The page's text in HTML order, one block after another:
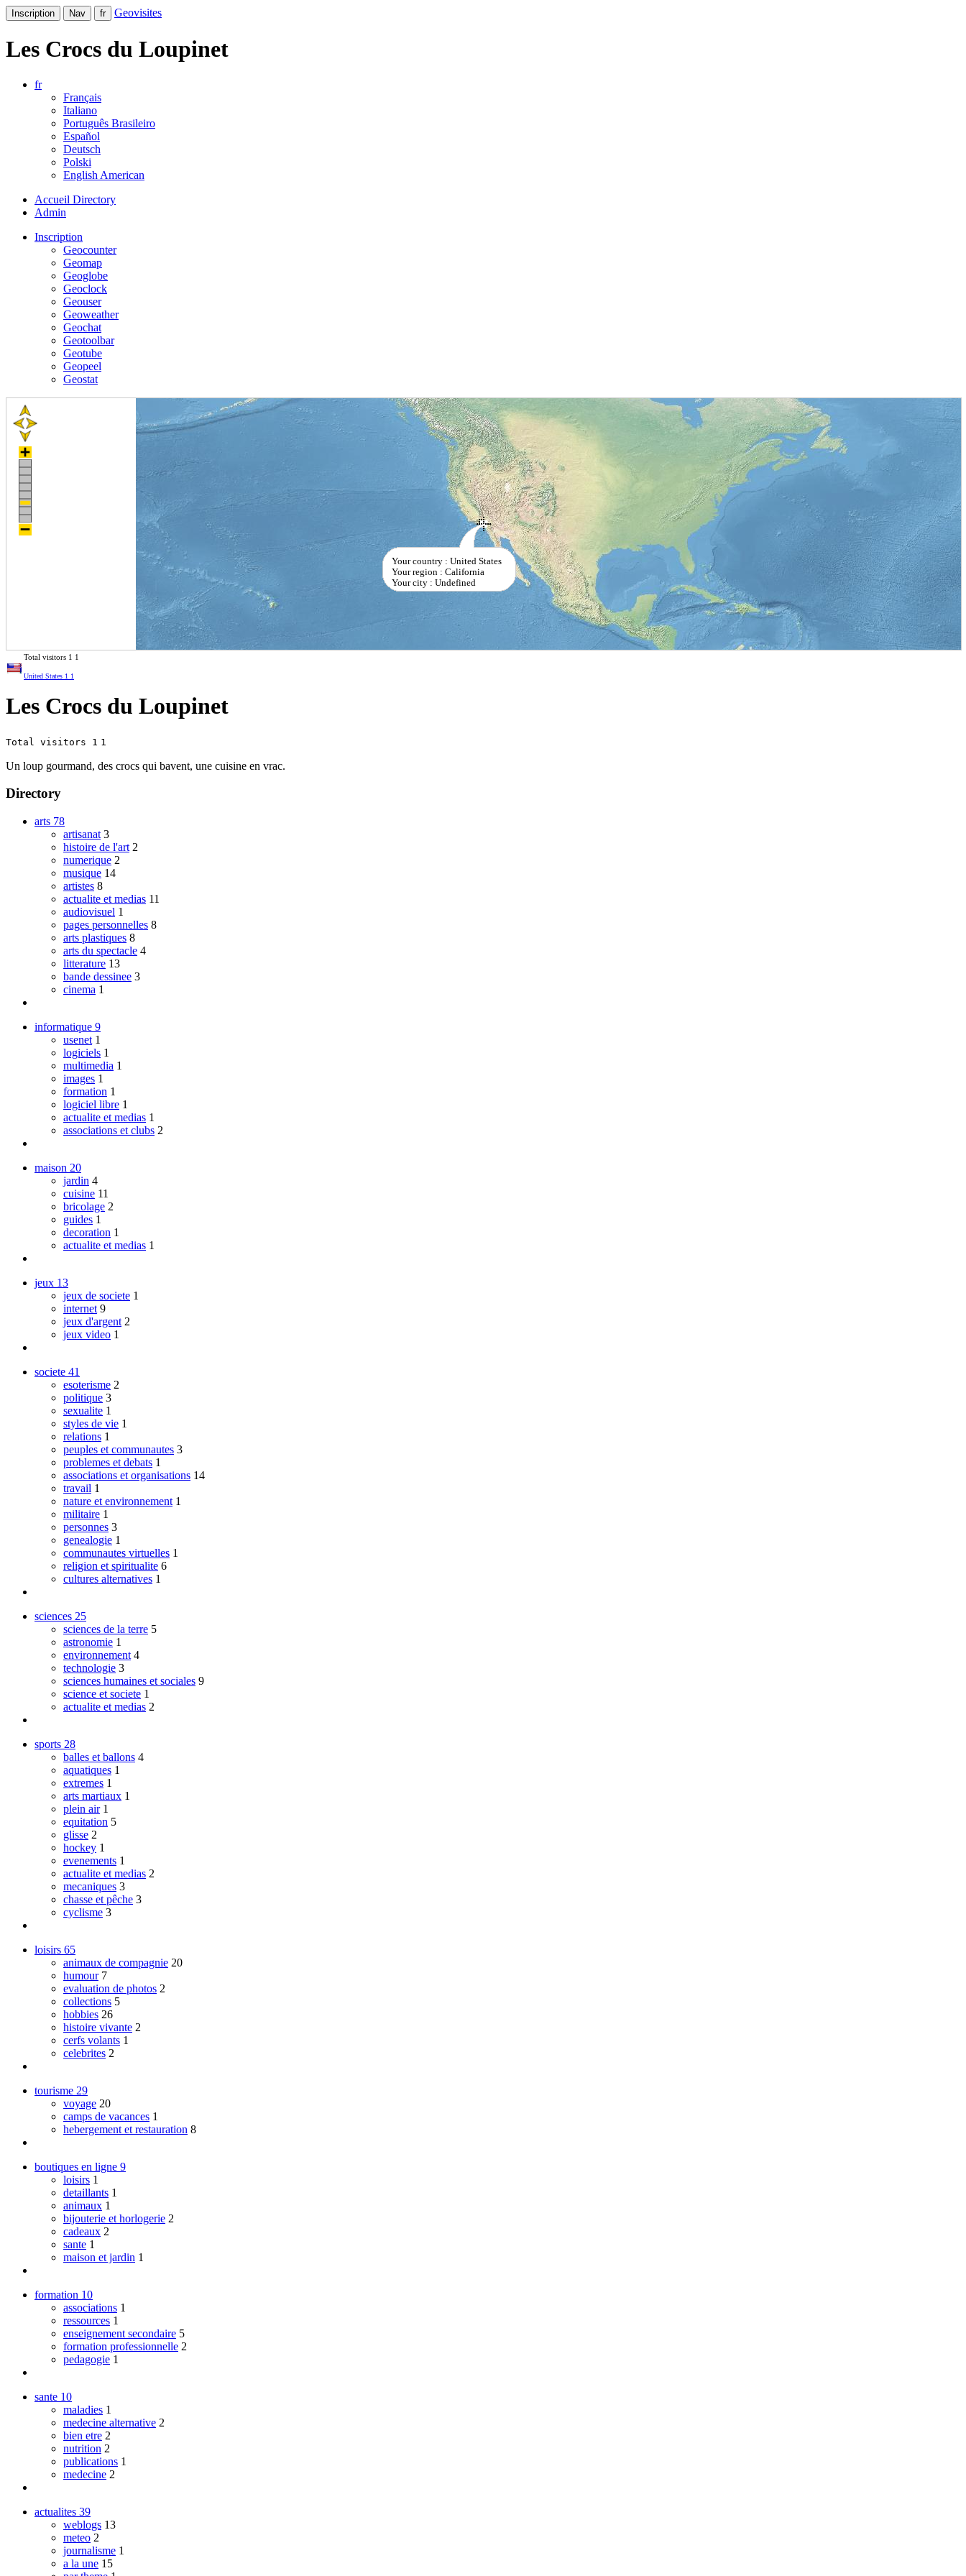
Inscription Nav fr Geovisites
Les Crocs du Loupinet
fr
Français
Italiano
Português Brasileiro
Español
Deutsch
Polski
English American
Accueil Directory
Admin
Inscription
Geocounter
Geomap
Geoglobe
Geoclock
Geouser
Geoweather
Geochat
Geotoolbar
Geotube
Geopeel
Geostat
Your country : United States
Your region : California
Your city : Undefined
Total visitors 1 1
United States 1 1
Les Crocs du Loupinet
Total visitors 1 1
Un loup gourmand, des crocs qui bavent, une cuisine en vrac.
Directory
arts 78
artisanat 3
histoire de l'art 2
numerique 2
musique 14
artistes 8
actualite et medias 11
audiovisuel 1
pages personnelles 8
arts plastiques 8
arts du spectacle 4
litterature 13
bande dessinee 3
cinema 1
informatique 9
usenet 1
logiciels 1
multimedia 1
images 1
formation 1
logiciel libre 1
actualite et medias 1
associations et clubs 2
maison 20
jardin 4
cuisine 11
bricolage 2
guides 1
decoration 1
actualite et medias 1
jeux 13
jeux de societe 1
internet 9
jeux d'argent 2
jeux video 1
societe 41
esoterisme 2
politique 3
sexualite 1
styles de vie 1
relations 1
peuples et communautes 3
problemes et debats 1
associations et organisations 14
travail 1
nature et environnement 1
militaire 1
personnes 3
genealogie 1
communautes virtuelles 1
religion et spiritualite 6
cultures alternatives 1
sciences 25
sciences de la terre 5
astronomie 1
environnement 4
technologie 3
sciences humaines et sociales 9
science et societe 1
actualite et medias 2
sports 28
balles et ballons 4
aquatiques 1
extremes 1
arts martiaux 1
plein air 1
equitation 5
glisse 2
hockey 1
evenements 1
actualite et medias 2
mecaniques 3
chasse et pêche 3
cyclisme 3
loisirs 65
animaux de compagnie 20
humour 7
evaluation de photos 2
collections 5
hobbies 26
histoire vivante 2
cerfs volants 1
celebrites 2
tourisme 29
voyage 20
camps de vacances 1
hebergement et restauration 8
boutiques en ligne 9
loisirs 1
detaillants 1
animaux 1
bijouterie et horlogerie 2
cadeaux 2
sante 1
maison et jardin 1
formation 10
associations 1
ressources 1
enseignement secondaire 5
formation professionnelle 2
pedagogie 1
sante 10
maladies 1
medecine alternative 2
bien etre 2
nutrition 2
publications 1
medecine 2
actualites 39
weblogs 13
meteo 2
journalisme 1
a la une 15